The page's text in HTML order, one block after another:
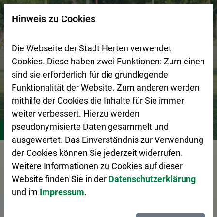
Zur Startseite (Schnelltaste 0)
Zum Seitenanfang springen (Schnelltaste A)
Zur Navigation/Menü springen (Schnelltaste M)
Zur Suche springen (Schnelltaste 8)
Zum Inhalt springen (Schnelltaste I)
Zum Fußbereich springen (Schnelltaste Z)
Stadtleben Vereine
Vorlesen
Suchseite mit Schnellsuche
Hinweis zu Cookies
Die Webseite der Stadt Herten verwendet
Cookies. Diese haben zwei Funktionen: Zum einen
sind sie erforderlich für die grundlegende
Funktionalität der Website. Zum anderen werden
mithilfe der Cookies die Inhalte für Sie immer
weiter verbessert. Hierzu werden
pseudonymisierte Daten gesammelt und
ausgewertet. Das Einverständnis zur Verwendung
der Cookies können Sie jederzeit widerrufen.
Weitere Informationen zu Cookies auf dieser
Website finden Sie in der Datenschutzerklärung
und im Impressum.